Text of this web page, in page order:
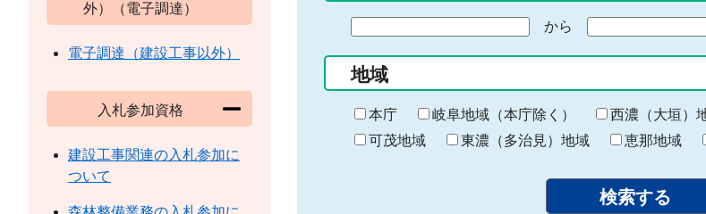
の
始
ま
り
から
終
わ
り
地域
本庁 岐阜地域（本庁除く） 西濃（大垣）
可茂地域
東濃（多治見）地域 恵那地域
外）（電子調達）
電子調達（建設工事以外）
入札参加資格
建設工事関連の入札参加に
ついて